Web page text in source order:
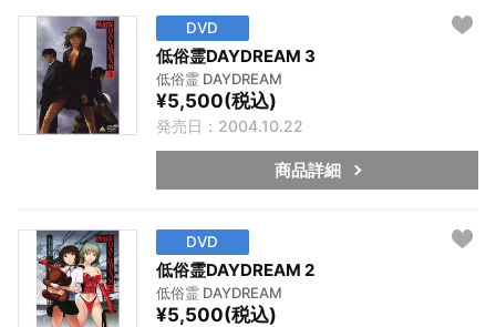
DVD
低俗霊DAYDREAM 3
低俗霊 DAYDREAM
¥5,500(税込)
発売日：2004.10.22
商品詳細
DVD
低俗霊DAYDREAM 2
低俗霊 DAYDREAM
¥5,500(税込)